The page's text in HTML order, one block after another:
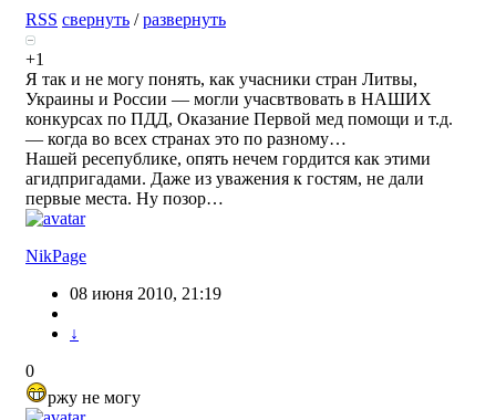
RSS свернуть /развернуть
+1
Я так и не могу понять, как учасники стран Литвы,
Украины и России — могли учасвтвовать в НАШИХ
конкурсах по ПДД, Оказание Первой мед помощи и т.д.
— когда во всех странах это по разному…
Нашей ресепублике, опять нечем гордится как этими
агидпригадами. Даже из уважения к гостям, не дали
первые места. Ну позор…
NikPage
08 июня 2010, 21:19
↓
0
ржу не могу